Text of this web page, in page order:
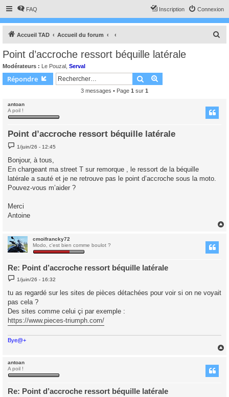
FAQ Connexion
Inscription
Accueil TAD Accueil du forum
Point d’accroche ressort béquille latérale
Modérateurs : Le Pouzal Serval
Répondre Rechercher
3 messages • Page 1 sur 1
antoan
A poil !
Point d’accroche ressort béquille latérale
M
e
s
a
g
e
1/juin/26 - 12:45
Bonjour, à tous,
En chargeant ma street T sur remorque , le ressort de la béquille
latérale a sauté et je ne retrouve pas le point d’accroche sous la moto.
Pouvez-vous m’aider ?
Merci
Antoine
cmoifrancky72
Modo, c'est bien comme boulot ?
Re: Point d’accroche ressort béquille latérale
M
e
s
a
e
1/juin/26 - 16:32
tu as regardé sur les sites de pièces détachées pour voir si on ne voyait
pas cela ?
Des sites comme celui çi par exemple :
https://www.pieces-triumph.com/
Bye@+
antoan
A poil !
Re: Point d’accroche ressort béquille latérale